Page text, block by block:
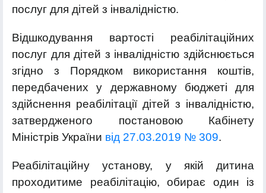
послуг для дітей з інвалідністю.
Відшкодування вартості реабілітаційних
послуг для дітей з інвалідністю здійснюється
згідно з Порядком використання коштів,
передбачених у державному бюджеті для
здійснення реабілітації дітей з інвалідністю,
затвердженого постановою Кабінету
Міністрів України від 27.03.2019 № 309.
Реабілітаційну установу, у якій дитина
проходитиме реабілітацію, обирає один із